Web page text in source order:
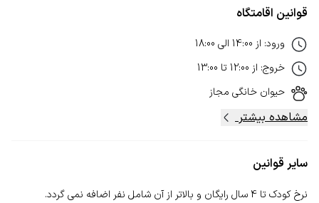
قوانین اقامتگاه
ورود: از 14:00 الی 18:00
خروج: از 12:00 تا 13:00
حیوان خانگی مجاز
مشاهده بیشتر
سایر قوانین